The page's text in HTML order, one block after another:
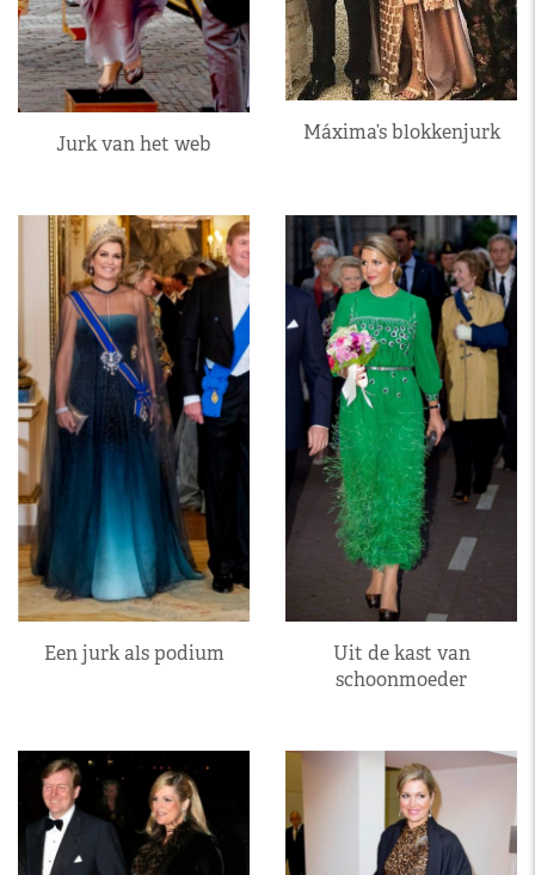
Jurk van het web Máxima’s blokkenjurk
Een jurk als podium
Uit de kast van
schoonmoeder